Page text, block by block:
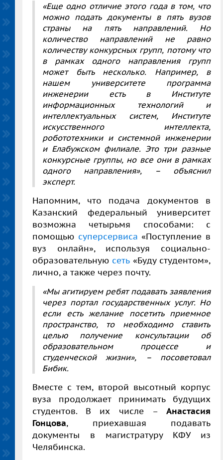
«Еще одно отличие этого года в том, что
можно подать документы в пять вузов
страны на пять направлений. Но
количество направлений не равно
количеству конкурсных групп, потому что
в рамках одного направления групп
может быть несколько. Например, в
нашем университете программа
инженерии есть в Институте
информационных технологий и
интеллектуальных систем, Институте
искусственного интеллекта,
робототехники и системной инженерии
и Елабужском филиале. Это три разные
конкурсные группы, но все они в рамках
одного направления», – объяснил
эксперт.
Напомним, что подача документов в
Казанский федеральный университет
возможна четырьмя способами: с
помощью суперсервиса «Поступление в
вуз онлайн», используя социально-
образовательную сеть«Буду студентом»,
лично, а также через почту.
«Мы агитируем ребят подавать заявления
через портал государственных услуг. Но
если есть желание посетить приемное
пространство, то необходимо ставить
целью получение консультации об
образовательном процессе и
студенческой жизни», – посоветовал
Бибик.
Вместе с тем, второй высотный корпус
вуза продолжает принимать будущих
студентов. В их числе – Анастасия
Гонцова, приехавшая подавать
документы в магистратуру КФУ из
Челябинска.